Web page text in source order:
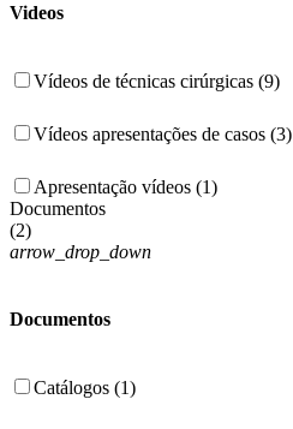
Videos
Vídeos de técnicas cirúrgicas (9)
Vídeos apresentações de casos (3)
Apresentação vídeos (1)
Documentos
(2)
arrow_drop_down
Documentos
Catálogos (1)